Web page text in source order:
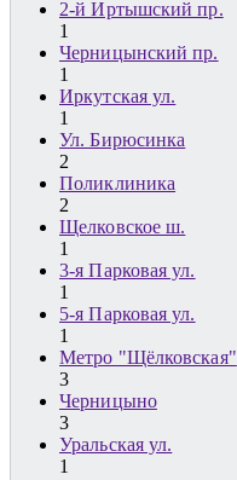
2-й Иртышский пр.
1
Черницынский пр.
1
Иркутская ул.
1
Ул. Бирюсинка
2
Поликлиника
2
Щелковское ш.
1
3-я Парковая ул.
1
5-я Парковая ул.
1
Метро "Щёлковская"
3
Черницыно
3
Уральская ул.
1